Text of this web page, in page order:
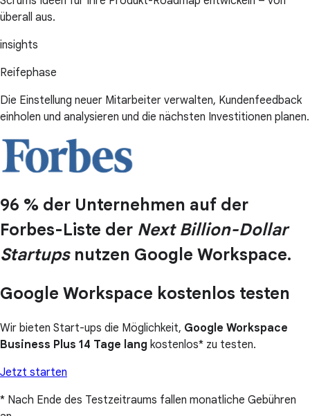
überall aus.
insights
Reifephase
Die Einstellung neuer Mitarbeiter verwalten, Kundenfeedback
einholen und analysieren und die nächsten Investitionen planen.
96 % der Unternehmen auf der
Forbes-Liste der Next Billion-Dollar
Startupsnutzen Google Workspace.
Google Workspace kostenlos testen
Wir bieten Start-ups die Möglichkeit, Google Workspace
Business Plus 14 Tage lang kostenlos* zu testen.
Jetzt starten
* Nach Ende des Testzeitraums fallen monatliche Gebühren